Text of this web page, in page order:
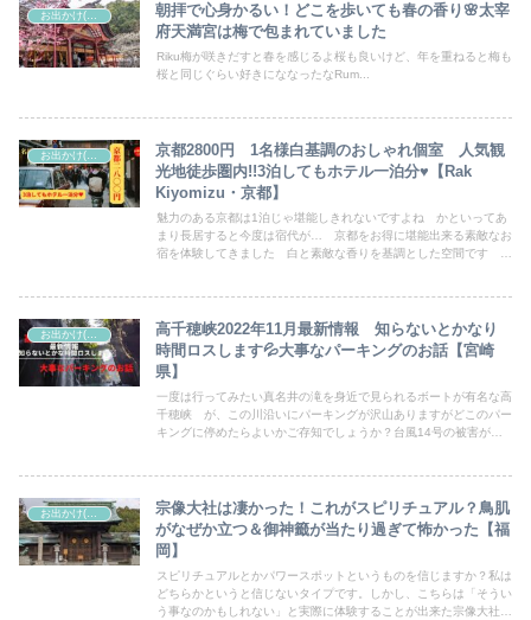
お出かけ(山口県外)
朝拝で心身かるい！どこを歩いても春の香り🌸太宰
府天満宮は梅で包まれていました
Riku梅が咲きだすと春を感じるよ桜も良いけど、年を重ねると梅も
桜と同じぐらい好きにななったなRum...
お出かけ(山口県外)
京都2800円 1名様白基調のおしゃれ個室 人気観
光地徒歩圏内!!3泊してもホテル一泊分♥【Rak
Kiyomizu・京都】
魅力のある京都は1泊じゃ堪能しきれないですよね かといってあ
まり長居すると今度は宿代が… 京都をお得に堪能出来る素敵なお
宿を体験してきました 白と素敵な香りを基調とした空間です 個
お出かけ(山口県外)
高千穂峡2022年11月最新情報 知らないとかなり
時間ロスします💦大事なパーキングのお話【宮崎
県】
一度は行ってみたい真名井の滝を身近で見られるボートが有名な高
千穂峡 が、この川沿いにパーキングが沢山ありますがどこのパー
キングに停めたらよいかご存知でしょうか？台風14号の被害がど
お出かけ(山口県外)
宗像大社は凄かった！これがスピリチュアル？鳥肌
がなぜか立つ＆御神籤が当たり過ぎて怖かった【福
岡】
スピリチュアルとかパワースポットというものを信じますか？私は
どちらかというと信じないタイプです。しかし、こちらは「そうい
う事なのかもしれない」と実際に体験することが出来た宗像大社。